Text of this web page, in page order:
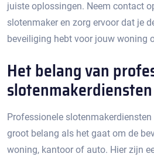
juiste oplossingen.​ Neem contact
slotenmaker en zorg ervoor dat je
beveiliging hebt voor jouw woning
Het belang van
Professionele
groot belang als het gaat om de
woning, kantoor of auto.​ Hier zijn